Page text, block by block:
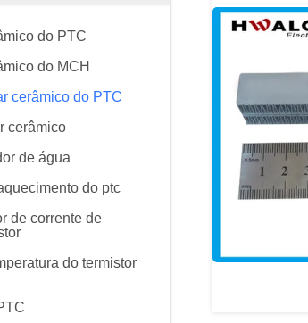
do PTC
do MCH
cerâmico do PTC
cerâmico
de água
do ptc
de corrente de
do termistor